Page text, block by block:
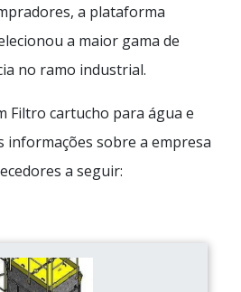
a plataforma
a maior gama de
no ramo industrial.
Filtro cartucho para água e
informações sobre a empresa
a seguir: